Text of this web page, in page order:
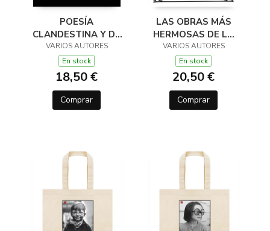
POESÍA
CLANDESTINA Y DE
PROTESTA
POLÍTICA DEL SIGLO
DE ORO
VARIOS AUTORES
En stock
18,50 €
Comprar
LAS OBRAS MÁS
HERMOSAS DE LA
LITERATURA
ACADIA
VARIOS AUTORES
En stock
20,50 €
Comprar